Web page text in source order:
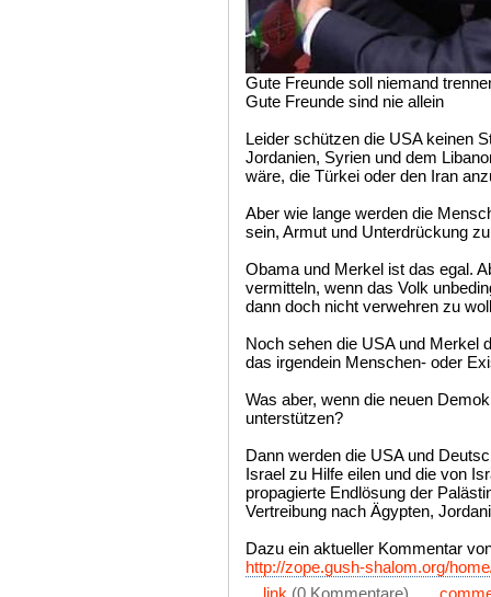
Gute Freunde soll niemand
Gute Freunde sind nie allein
Leider schützen die USA keinen
Jordanien, Syrien und dem
wäre, die Türkei oder den Iran
Aber wie lange werden die
sein, Armut und Unterdrückung
Obama und Merkel ist das egal.
vermitteln, wenn das Volk
dann doch nicht verwehren zu
Noch sehen die USA und Merkel
das irgendein Menschen- oder
Was aber, wenn die neuen
unterstützen?
Dann werden die USA und
Israel zu Hilfe eilen und die von
propagierte Endlösung der
Vertreibung nach Ägypten,
Dazu ein aktueller Kommentar
http://zope.gush-shalom.org/
link (0 Kommentare) ...